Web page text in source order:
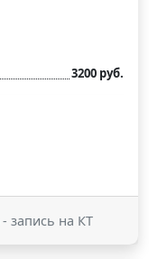
3200 руб.
- запись на КТ